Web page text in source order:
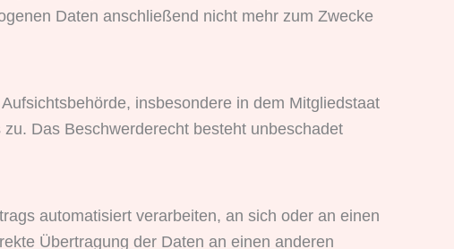
Daten anschließend nicht mehr zum Zwecke
insbesondere in dem Mitgliedstaat
Das Beschwerderecht besteht unbeschadet
automatisiert verarbeiten, an sich oder an einen
Übertragung der Daten an einen anderen